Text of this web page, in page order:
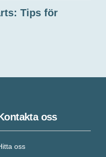
Tips för
oss
oss